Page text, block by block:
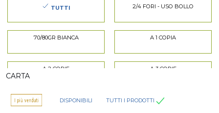
TUTTI 2/4 FORI - USO BOLLO
70/80GR BIANCA A 1 COPIA
A 2 COPIE A 3 COPIE
ADESIVA BIANCA
CARTA
DISPONIBILI TUTTI I PRODOTTI